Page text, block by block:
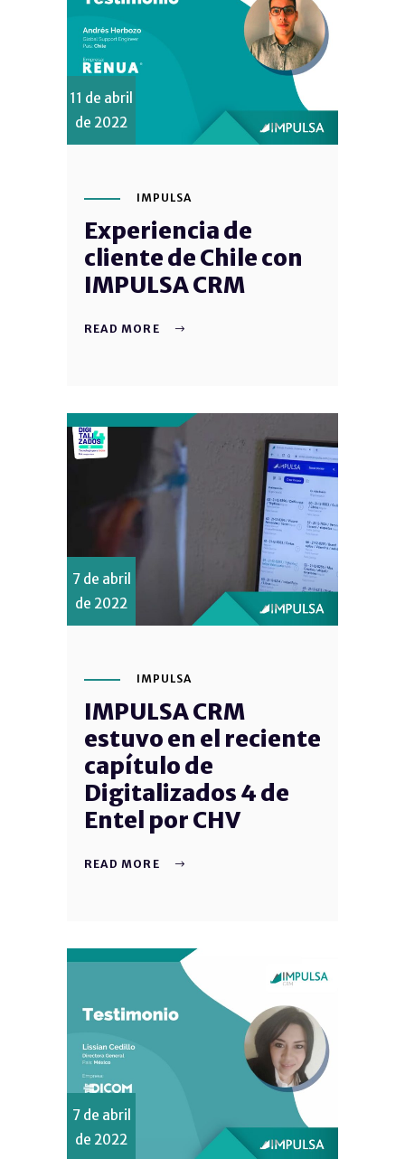
11 de abril
de 2022
IMPULSA
Experiencia de
cliente de Chile con
IMPULSA CRM
READ MORE
7 de abril
de 2022
IMPULSA
IMPULSA CRM
estuvo en el reciente
capítulo de
Digitalizados 4 de
Entel por CHV
READ MORE
7 de abril
de 2022